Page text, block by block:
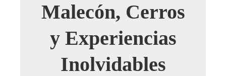
Malecón, Cerros
y Experiencias
Inolvidables